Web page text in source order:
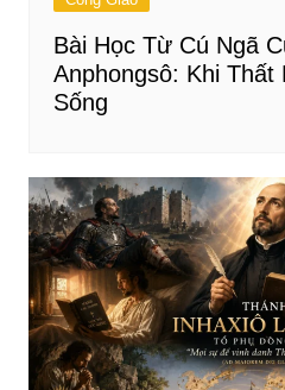
Bài Học Từ Cú Ngã
Anphongsô: Khi Thất
Sống